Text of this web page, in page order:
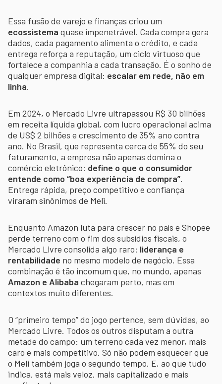
Essa fusão de varejo e finanças criou um
ecossistema quase impenetrável. Cada compra gera
dados, cada pagamento alimenta o crédito, e cada
entrega reforça a reputação, um ciclo virtuoso que
fortalece a companhia a cada transação. É o sonho de
qualquer empresa digital: escalar em rede, não em
linha.
Em 2024, o Mercado Livre ultrapassou R$ 30 bilhões
em receita líquida global, com lucro operacional acima
de US$ 2 bilhões e crescimento de 35% ano contra
ano. No Brasil, que representa cerca de 55% do seu
faturamento, a empresa não apenas domina o
comércio eletrônico: define o que o consumidor
entende como “boa experiência de compra”.
Entrega rápida, preço competitivo e confiança
viraram sinônimos de Meli.
Enquanto Amazon luta para crescer no país e Shopee
perde terreno com o fim dos subsídios fiscais, o
Mercado Livre consolida algo raro: liderança e
rentabilidade no mesmo modelo de negócio. Essa
combinação é tão incomum que, no mundo, apenas
Amazon e Alibaba chegaram perto, mas em
contextos muito diferentes.
O “primeiro tempo” do jogo pertence, sem dúvidas, ao
Mercado Livre. Todos os outros disputam a outra
metade do campo: um terreno cada vez menor, mais
caro e mais competitivo. Só não podem esquecer que
o Meli também joga o segundo tempo. E, ao que tudo
indica, está mais veloz, mais capitalizado e mais